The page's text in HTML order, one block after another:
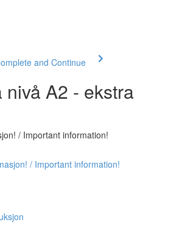
and Continue
nivå A2 - ekstra
/ Important information!
/ Important information!